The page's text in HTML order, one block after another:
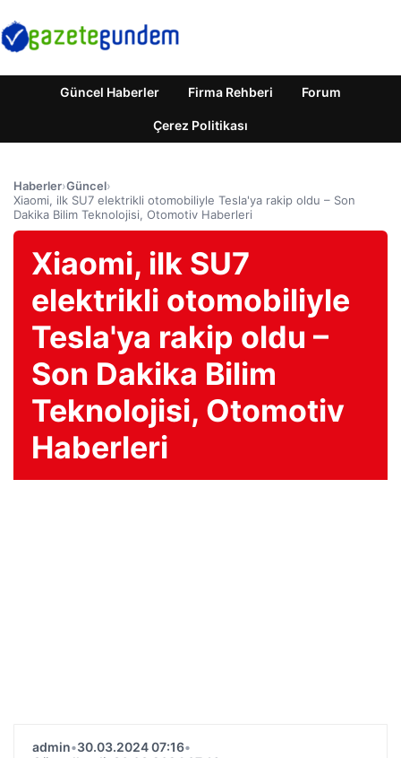
Güncel Haberler Firma Rehberi Forum
Çerez Politikası
Haberler›Güncel›
Xiaomi, ilk SU7 elektrikli otomobiliyle Tesla'ya rakip oldu – Son
Dakika Bilim Teknolojisi, Otomotiv Haberleri
Xiaomi, ilk SU7
elektrikli otomobiliyle
Tesla'ya rakip oldu –
Son Dakika Bilim
Teknolojisi, Otomotiv
Haberleri
admin•30.03.2024 07:16•